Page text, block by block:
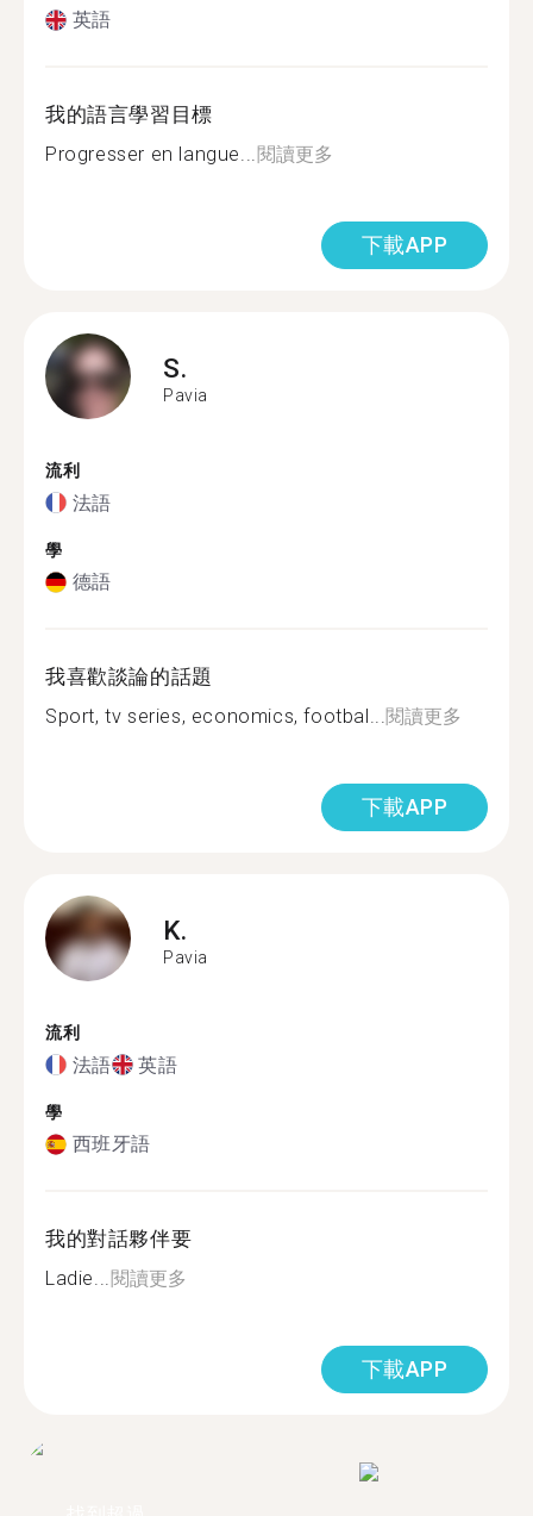
英語
我的語言學習目標
Progresser en langue...閱讀更多
下載APP
S.
Pavia
流利
法語
學
德語
我喜歡談論的話題
Sport, tv series, economics, footbal...閱讀更多
下載APP
K.
Pavia
流利
法語 英語
學
西班牙語
我的對話夥伴要
Ladie...閱讀更多
下載APP